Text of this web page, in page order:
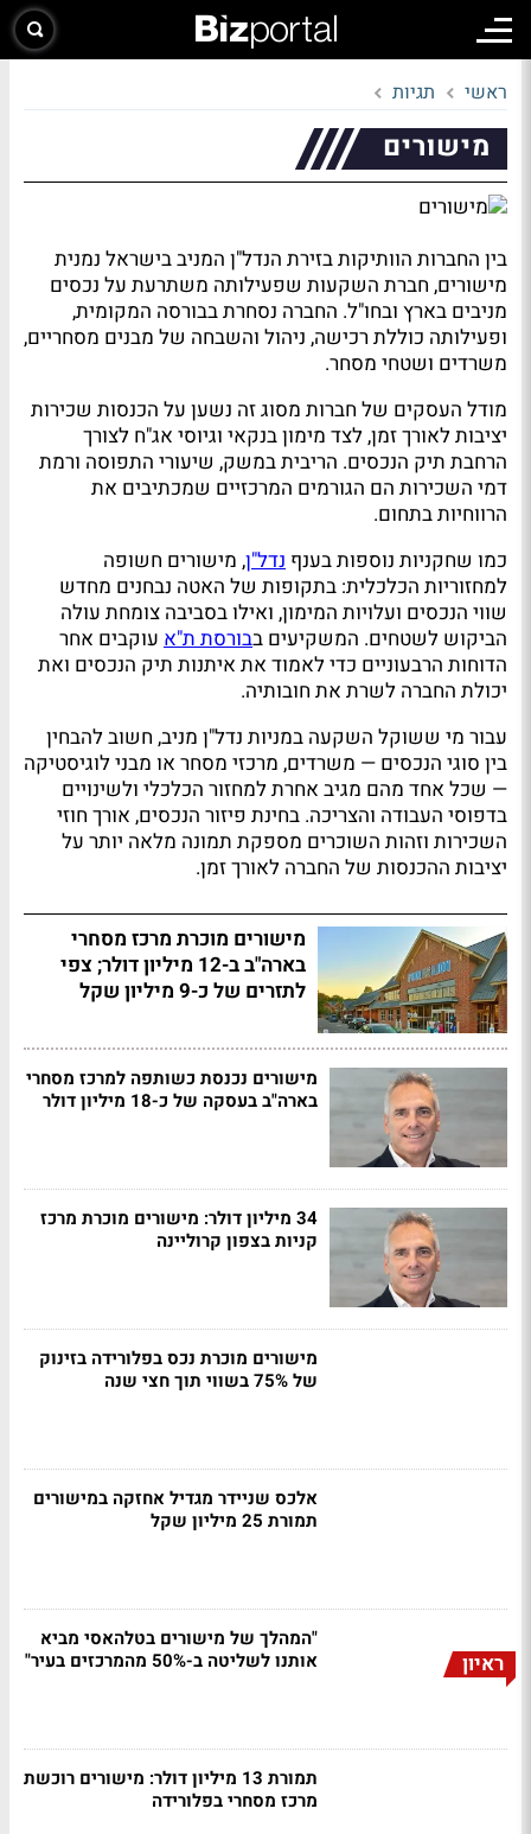
ראשי תגיות
מישורים
בין החברות הוותיקות בזירת הנדל"ן המניב בישראל נמנית
מישורים, חברת השקעות שפעילותה משתרעת על נכסים
מניבים בארץ ובחו"ל. החברה נסחרת בבורסה המקומית,
ופעילותה כוללת רכישה, ניהול והשבחה של מבנים מסחריים,
משרדים ושטחי מסחר.
מודל העסקים של חברות מסוג זה נשען על הכנסות שכירות
יציבות לאורך זמן, לצד מימון בנקאי וגיוסי אג"ח לצורך
הרחבת תיק הנכסים. הריבית במשק, שיעורי התפוסה ורמת
דמי השכירות הם הגורמים המרכזיים שמכתיבים את
הרווחיות בתחום.
כמו שחקניות נוספות בענף נדל"ן, מישורים חשופה
למחזוריות הכלכלית: בתקופות של האטה נבחנים מחדש
שווי הנכסים ועלויות המימון, ואילו בסביבה צומחת עולה
הביקוש לשטחים. המשקיעים בבורסת ת"א עוקבים אחר
הדוחות הרבעוניים כדי לאמוד את איתנות תיק הנכסים ואת
יכולת החברה לשרת את חובותיה.
עבור מי ששוקל השקעה במניות נדל"ן מניב, חשוב להבחין
בין סוגי הנכסים — משרדים, מרכזי מסחר או מבני לוגיסטיקה
— שכל אחד מהם מגיב אחרת למחזור הכלכלי ולשינויים
בדפוסי העבודה והצריכה. בחינת פיזור הנכסים, אורך חוזי
השכירות וזהות השוכרים מספקת תמונה מלאה יותר על
יציבות ההכנסות של החברה לאורך זמן.
מישורים מוכרת מרכז מסחרי
בארה"ב ב-12 מיליון דולר; צפי
לתזרים של כ-9 מיליון שקל
מישורים נכנסת כשותפה למרכז מסחרי
בארה"ב בעסקה של כ-18 מיליון דולר
34 מיליון דולר: מישורים מוכרת מרכז
קניות בצפון קרוליינה
מישורים מוכרת נכס בפלורידה בזינוק
של 75% בשווי תוך חצי שנה
אלכס שניידר מגדיל אחזקה במישורים
תמורת 25 מיליון שקל
ראיון
"המהלך של מישורים בטלהאסי מביא
אותנו לשליטה ב-50% מהמרכזים בעיר"
תמורת 13 מיליון דולר: מישורים רוכשת
מרכז מסחרי בפלורידה